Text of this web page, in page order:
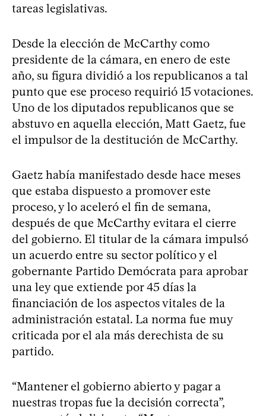
tareas legislativas.
Desde la elección de McCarthy como
presidente de la cámara, en enero de este
año, su figura dividió a los republicanos a tal
punto que ese proceso requirió 15 votaciones.
Uno de los diputados republicanos que se
abstuvo en aquella elección, Matt Gaetz, fue
el impulsor de la destitución de McCarthy.
Gaetz había manifestado desde hace meses
que estaba dispuesto a promover este
proceso, y lo aceleró el fin de semana,
después de que McCarthy evitara el cierre
del gobierno. El titular de la cámara impulsó
un acuerdo entre su sector político y el
gobernante Partido Demócrata para aprobar
una ley que extiende por 45 días la
financiación de los aspectos vitales de la
administración estatal. La norma fue muy
criticada por el ala más derechista de su
partido.
“Mantener el gobierno abierto y pagar a
nuestras tropas fue la decisión correcta”,